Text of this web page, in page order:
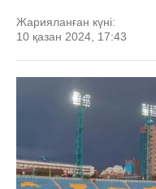
Жарияланған күні:
10 қазан 2024, 17:43